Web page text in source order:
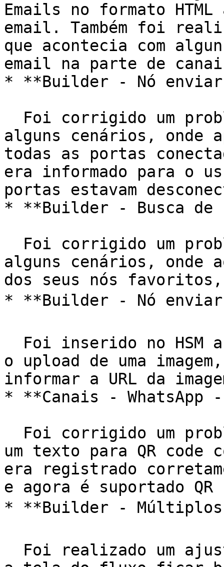
Emails no formato
email. Também foi
que acontecia com
email na parte de
* **Builder - Nó enviar
alguns cenários, onde
todas as portas
era informado para o
portas estavam
* **Builder - Busca de
alguns cenários, onde
dos seus nós
* **Builder - Nó enviar
o upload de uma
informar a URL da
* **Canais - WhatsApp
um texto para QR code
era registrado
e agora é suportado
* **Builder - Múltiplos